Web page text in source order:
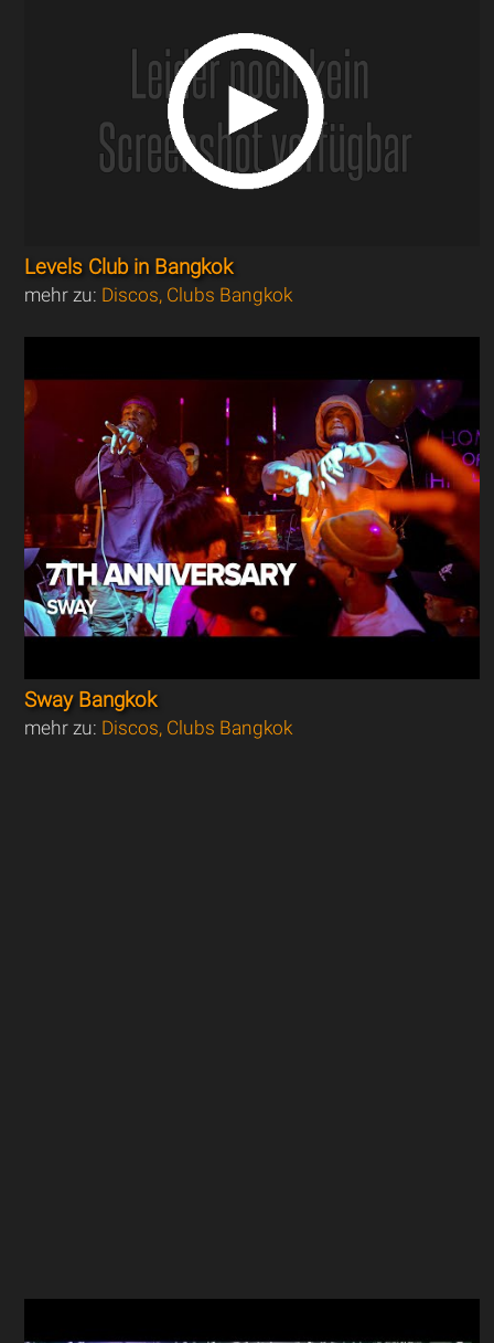
Levels Club in Bangkok
mehr zu: Discos, Clubs Bangkok
Sway Bangkok
mehr zu: Discos, Clubs Bangkok